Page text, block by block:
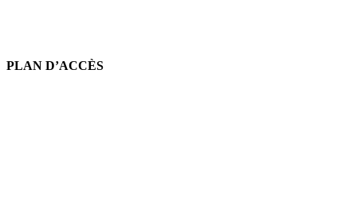
PLAN D’ACCÈS